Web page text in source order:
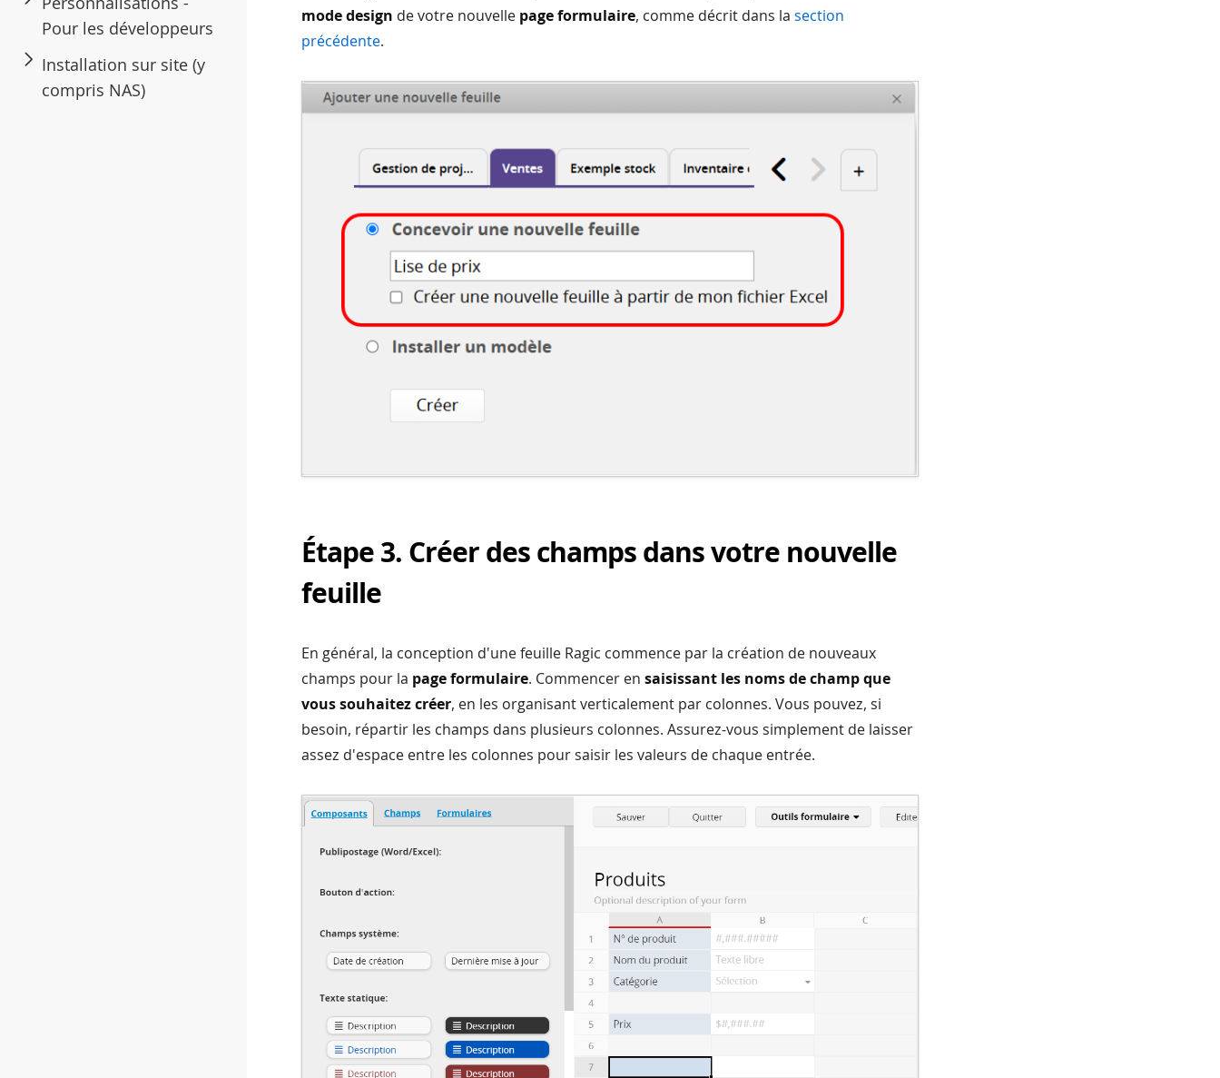
Pour les développeurs
Installation sur site (y
compris NAS)
mode design de votre nouvelle page formulaire, comme décrit dans la section
précédente.
Étape 3. Créer des champs dans votre nouvelle
feuille
En général, la conception d'une feuille Ragic commence par la création de nouveaux
champs pour la page formulaire. Commencer en saisissant les noms de champ que
vous souhaitez créer, en les organisant verticalement par colonnes. Vous pouvez, si
besoin, répartir les champs dans plusieurs colonnes. Assurez-vous simplement de laisser
assez d'espace entre les colonnes pour saisir les valeurs de chaque entrée.